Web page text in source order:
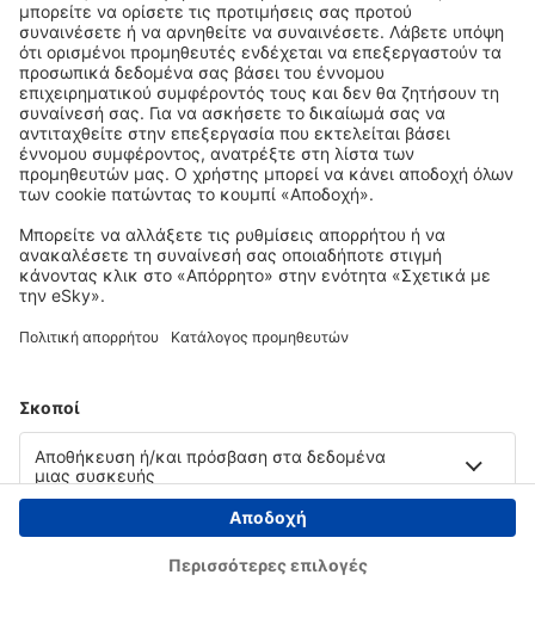
Copyright © eSky.gr. Με την επιφύλαξη παντός νομίμου δικαιώματος.